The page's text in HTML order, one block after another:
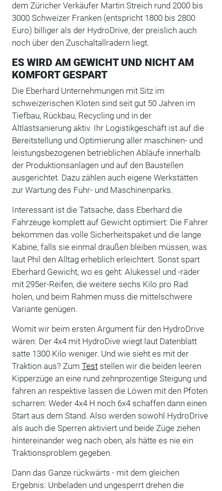
dem Züricher Verkäufer Martin Streich rund 2000 bis
3000 Schweizer Franken (entspricht 1800 bis 2800
Euro) billiger als der HydroDrive, der preislich auch
noch über den Zuschaltallradern liegt.
ES WIRD AM GEWICHT UND NICHT AM
KOMFORT GESPART
Die Eberhard Unternehmungen mit Sitz im
schweizerischen Kloten sind seit gut 50 Jahren im
Tiefbau, Rückbau, Recycling und in der
Altlastsanierung aktiv. Ihr Logistikgeschäft ist auf die
Bereitstellung und Optimierung aller maschinen- und
leistungsbezogenen betrieblichen Abläufe innerhalb
der Produktionsanlagen und auf den Baustellen
ausgerichtet. Dazu zählen auch eigene Werkstätten
zur Wartung des Fuhr- und Maschinenparks.
Interessant ist die Tatsache, dass Eberhard die
Fahrzeuge komplett auf Gewicht optimiert: Die Fahrer
bekommen das volle Sicherheitspaket und die lange
Kabine, falls sie einmal draußen bleiben müssen, was
laut Phil den Alltag erheblich erleichtert. Sonst spart
Eberhard Gewicht, wo es geht: Alukessel und -räder
mit 295er-Reifen, die weitere sechs Kilo pro Rad
holen, und beim Rahmen muss die mittelschwere
Variante genügen.
Womit wir beim ersten Argument für den HydroDrive
wären: Der 4x4 mit HydroDive wiegt laut Datenblatt
satte 1300 Kilo weniger. Und wie sieht es mit der
Traktion aus? Zum Teststellen wir die beiden leeren
Kipperzüge an eine rund zehnprozentige Steigung und
fahren an respektive lassen die Löwen mit den Pfoten
scharren: Weder 4x4 H noch 6x4 schaffen dann einen
Start aus dem Stand. Also werden sowohl HydroDrive
als auch die Sperren aktiviert und beide Züge ziehen
hintereinander weg nach oben, als hätte es nie ein
Traktionsproblem gegeben.
Dann das Ganze rückwärts - mit dem gleichen
Ergebnis: Unbeladen und ungesperrt drehen die